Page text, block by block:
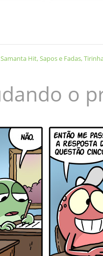
Samanta Hit,Sapos e Fadas,
o